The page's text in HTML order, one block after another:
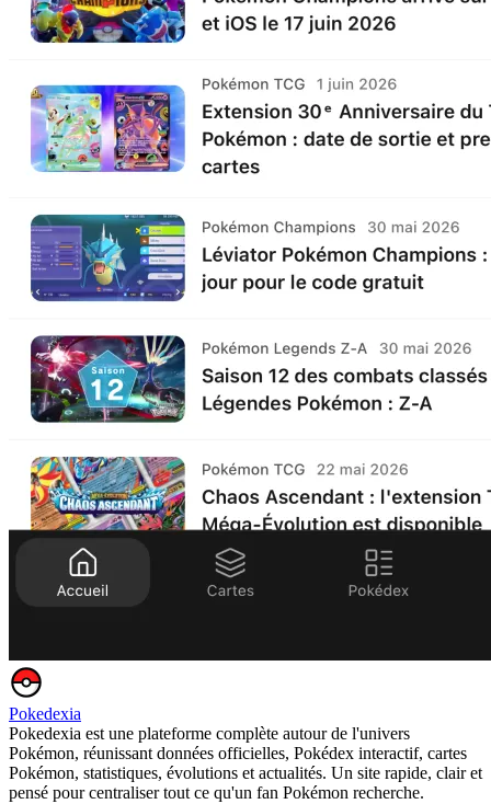
Pokedexia
Pokedexia est une plateforme complète autour de l'univers
Pokémon, réunissant données officielles, Pokédex interactif, cartes
Pokémon, statistiques, évolutions et actualités. Un site rapide, clair et
pensé pour centraliser tout ce qu'un fan Pokémon recherche.